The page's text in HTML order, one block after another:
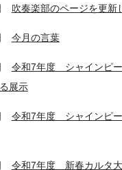
吹奏楽部のページを更新
今月の言葉
令和7年度 シャインピー
展示
令和7年度 シャインピ
令和7年度 新春カルタ